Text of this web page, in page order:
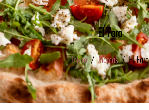
El Faro
Inicio/Marcas/ El Faro